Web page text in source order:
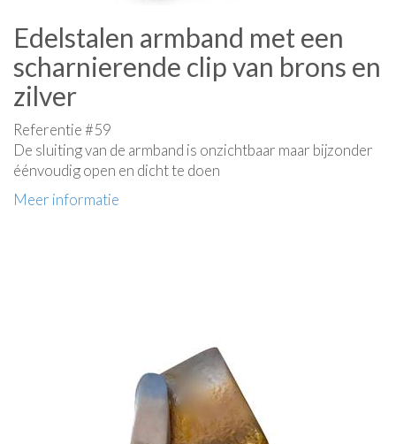
Edelstalen armband met een
scharnierende clip van brons en
zilver
Referentie #59
De sluiting van de armband is onzichtbaar maar bijzonder
éénvoudig open en dicht te doen
Meer informatie